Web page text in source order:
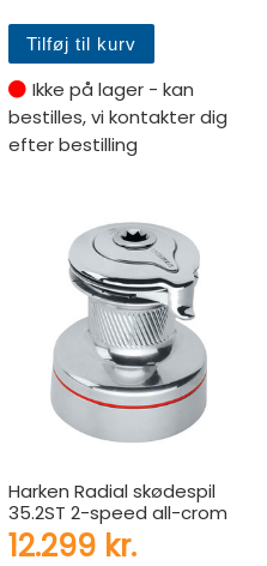
Tilføj til kurv
Ikke på lager - kan
bestilles, vi kontakter dig
efter bestilling
Harken Radial skødespil
35.2ST 2-speed all-crom
12.299 kr.